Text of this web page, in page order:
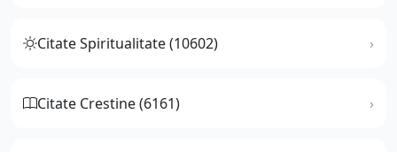
Citate Spiritualitate (10602)
Citate Crestine (6161)